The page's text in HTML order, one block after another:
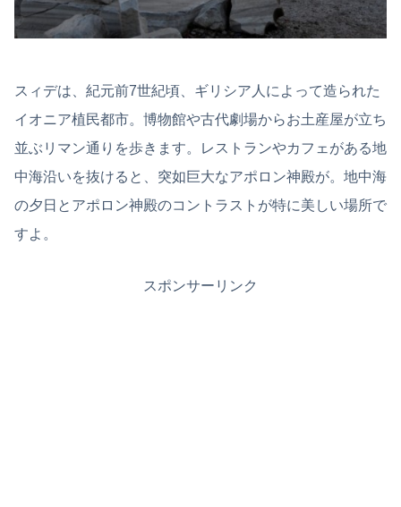
スィデは、紀元前7世紀頃、ギリシア人によって造られた
イオニア植民都市。博物館や古代劇場からお土産屋が立ち
並ぶリマン通りを歩きます。レストランやカフェがある地
中海沿いを抜けると、突如巨大なアポロン神殿が。地中海
の夕日とアポロン神殿のコントラストが特に美しい場所で
すよ。
スポンサーリンク